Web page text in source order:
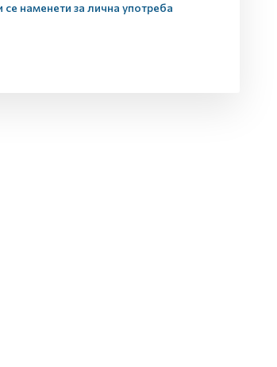
наменети за лична употреба